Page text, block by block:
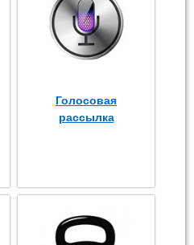
Голосовая
рассылка